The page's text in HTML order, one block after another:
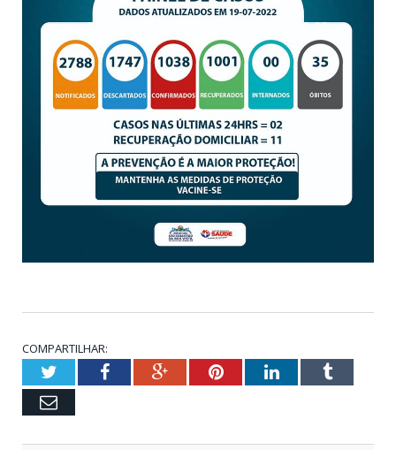
COMPARTILHAR:
TwitterFacebookGoogle+PinterestLinkedInTumblr
Email